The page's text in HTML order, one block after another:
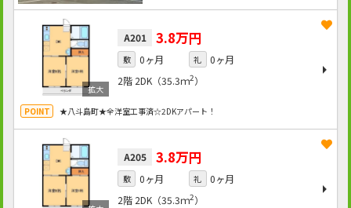
A201 3.8万円
敷 0ヶ月 礼
0ヶ月
2階 2DK（35.3ｍ2）
★八斗島町★全洋室工事済☆2DKアパート！
A205 3.8万円
敷 0ヶ月 礼
0ヶ月
2階 2DK（35.3ｍ2）